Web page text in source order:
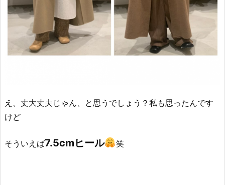
え、丈大丈夫じゃん、と思うでしょう？私も思ったんです
けど
そういえば7.5cmヒール 笑